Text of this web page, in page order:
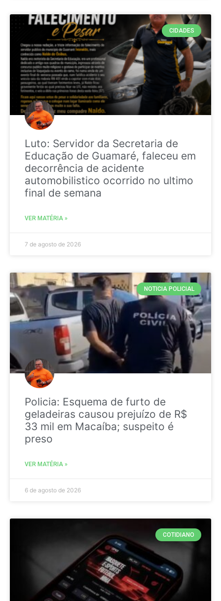
CIDADES
Luto: Servidor da Secretaria de
Educação de Guamaré, faleceu em
decorrência de acidente
automobilistico ocorrido no ultimo
final de semana
VER MATÉRIA »
7 de agosto de 2026
NOTICIA POLICIAL
Policia: Esquema de furto de
geladeiras causou prejuízo de R$
33 mil em Macaíba; suspeito é
preso
VER MATÉRIA »
6 de agosto de 2026
COTIDIANO